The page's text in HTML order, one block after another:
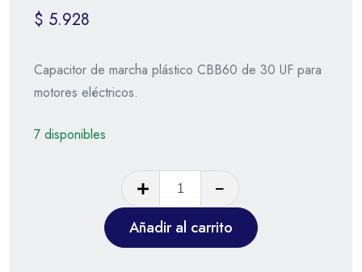
$ 5.928
Capacitor de marcha plástico CBB60 de 30 UF para
motores eléctricos.
7 disponibles
Añadir al carrito